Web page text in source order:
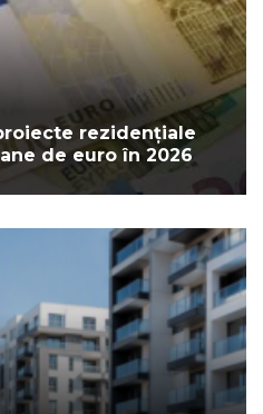
rezidențiale
de euro în 2026